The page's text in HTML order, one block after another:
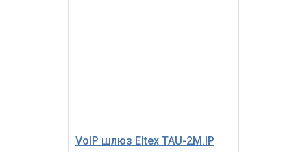
VoIP шлюз Eltex TAU-2M.IP